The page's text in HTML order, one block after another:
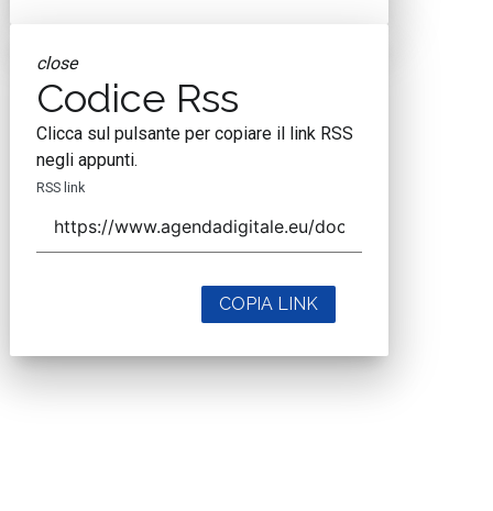
close
Codice Rss
Clicca sul pulsante per copiare il link RSS
negli appunti.
RSS link
COPIA LINK